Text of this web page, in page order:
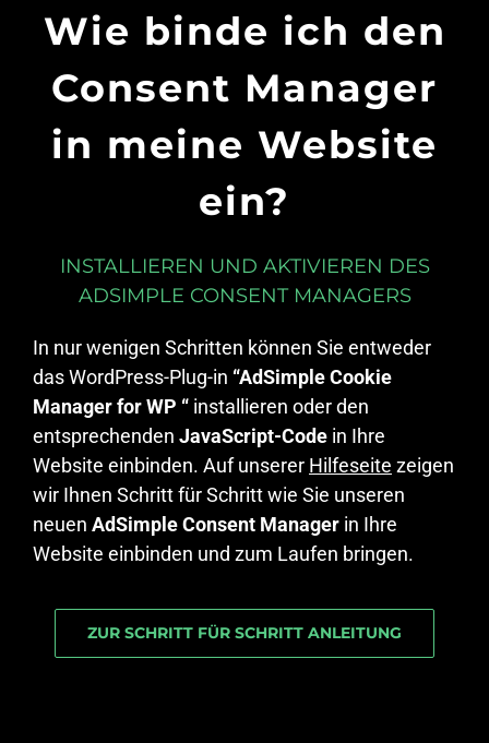
Wie binde ich den
Consent Manager
in meine Website
ein?
INSTALLIEREN UND AKTIVIEREN DES
ADSIMPLE CONSENT MANAGERS
In nur wenigen Schritten können Sie entweder
das WordPress-Plug-in “AdSimple Cookie
Manager for WP “ installieren oder den
entsprechenden JavaScript-Code in Ihre
Website einbinden. Auf unserer Hilfeseite zeigen
wir Ihnen Schritt für Schritt wie Sie unseren
neuen AdSimple Consent Manager in Ihre
Website einbinden und zum Laufen bringen.
ZUR SCHRITT FÜR SCHRITT ANLEITUNG